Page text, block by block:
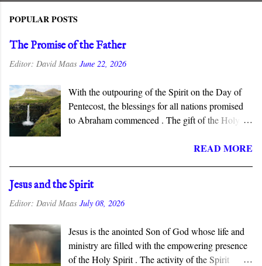
POPULAR POSTS
The Promise of the Father
Editor: David Maas June 22, 2026
With the outpouring of the Spirit on the Day of
Pentecost, the blessings for all nations promised
to Abraham commenced . The gift of the Holy
in the New Testament, which connects this gift to
Covenant inaugurated by the death and
resurrection of Jesus Christ, and the gift of the
God has promised.
READ MORE
Jesus and the Spirit
Editor: David Maas July 08, 2026
Jesus is the anointed Son of God whose life and
ministry are filled with the empowering presence
of the Holy Spirit . The activity of the Spirit